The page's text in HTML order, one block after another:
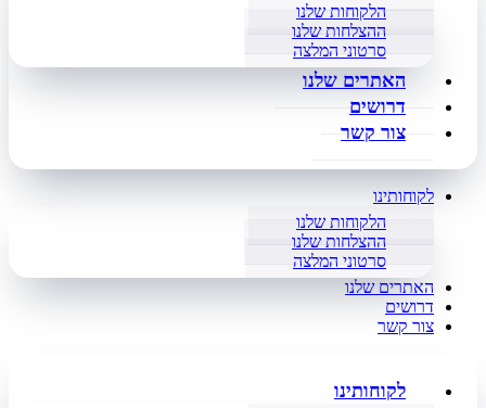
הלקוחות שלנו
ההצלחות שלנו
סרטוני המלצה
האתרים שלנו
דרושים
צור קשר
לקוחותינו
הלקוחות שלנו
ההצלחות שלנו
סרטוני המלצה
האתרים שלנו
דרושים
צור קשר
לקוחותינו